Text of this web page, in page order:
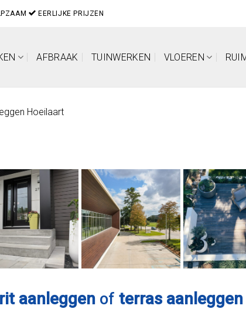
EERLIJKE PRIJZEN
AFBRAAK TUINWERKEN VLOEREN
Hoeilaart
aanleggen of terras